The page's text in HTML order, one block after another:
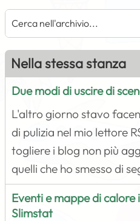
Nella stessa stanza
Due modi di uscire di
L'altro giorno stavo
di pulizia nel mio lettore
togliere i blog non più
quelli che ho smesso di
Eventi e mappe di calore
Slimstat